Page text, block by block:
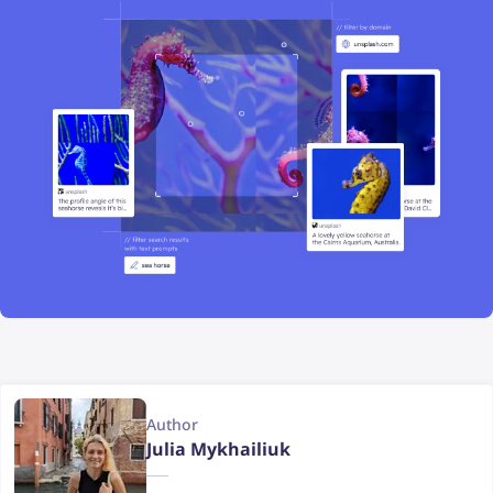
Author
Julia Mykhailiuk